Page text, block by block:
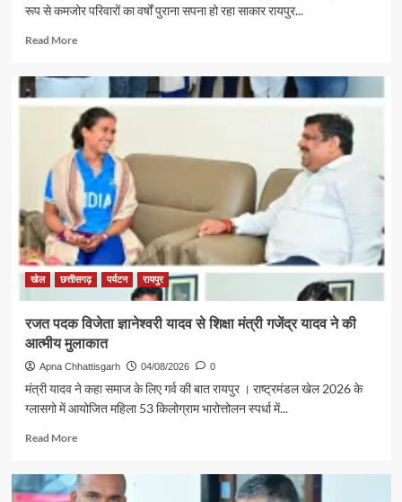
रूप से कमजोर परिवारों का वर्षों पुराना सपना हो रहा साकार रायपुर...
Read MoreRead
पर्यटन
एवं
संस्कृति
मंत्री
श्री
राजेश
अग्रवाल
की
पहल
से
सरगुजा
संभाग
श्रद्धालु
भारत
गौरव
ट्रेन
से
रामलला
के
दर्शन
खेल छत्तीसगढ़ पर्यटन रायपुर
रजत पदक विजेता ज्ञानेश्वरी यादव से शिक्षा मंत्री गजेंद्र यादव ने की
आत्मीय मुलाकात
Apna Chhattisgarh 04/08/2026 0
मंत्री यादव ने कहा समाज के लिए गर्व की बात रायपुर । राष्ट्रमंडल खेल 2026 के
ग्लासगो में आयोजित महिला 53 किलोग्राम भारोत्तोलन स्पर्धा में...
Read MoreRead
रजत